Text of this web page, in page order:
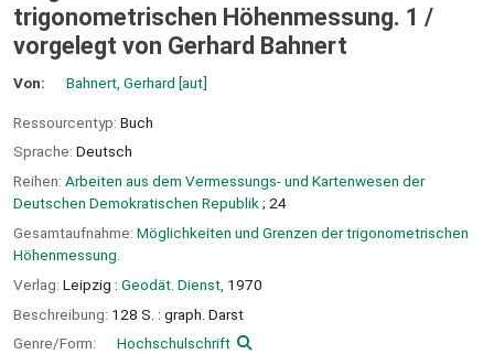
trigonometrischen Höhenmessung. 1 /
vorgelegt von Gerhard Bahnert
Von: Bahnert, Gerhard [aut]
Ressourcentyp: Buch
Sprache: Deutsch
Reihen: Arbeiten aus dem Vermessungs- und Kartenwesen der
Deutschen Demokratischen Republik ; 24
Gesamtaufnahme: Möglichkeiten und Grenzen der trigonometrischen
Höhenmessung.
Verlag: Leipzig : Geodät. Dienst, 1970
Beschreibung: 128 S. : graph. Darst
Genre/Form:
Hochschulschrift